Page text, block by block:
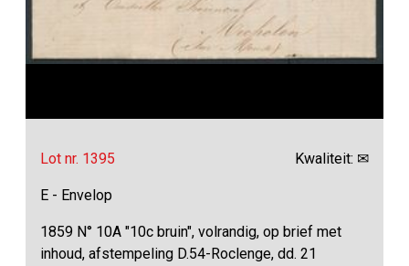
Lot nr. 1395 Kwaliteit: ✉
E - Envelop
1859 N° 10A "10c bruin", volrandig, op brief met
inhoud, afstempeling D.54-Roclenge, dd. 21